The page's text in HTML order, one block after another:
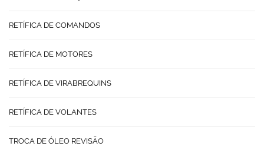
RETÍFICA DE COMANDOS
RETÍFICA DE MOTORES
RETÍFICA DE VIRABREQUINS
RETÍFICA DE VOLANTES
TROCA DE ÓLEO REVISÃO